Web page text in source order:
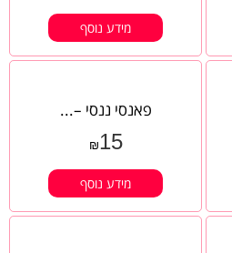
מידע נוסף
פאנסי ננסי –...
₪15
מידע נוסף